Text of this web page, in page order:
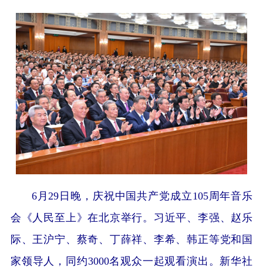
6月29日晚，庆祝中国共产党成立105周年音乐
会《人民至上》在北京举行。习近平、李强、赵乐
际、王沪宁、蔡奇、丁薛祥、李希、韩正等党和国
家领导人，同约3000名观众一起观看演出。新华社